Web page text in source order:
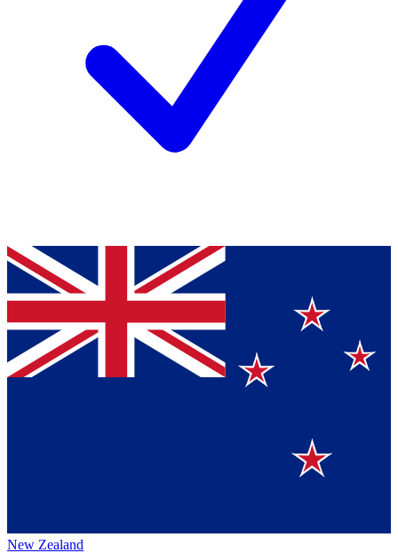
New Zealand